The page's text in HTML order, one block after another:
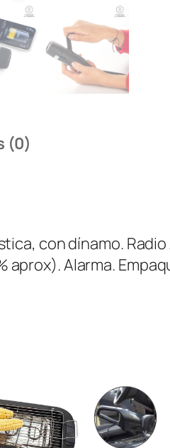
i
n
a
m
d
i
i
d
a
(0)
con dínamo.
aprox). Alarma.